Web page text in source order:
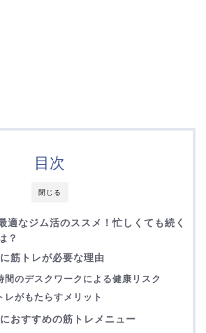
閉じる
目次
適なジム活のススメ！忙しくても続く
？
筋トレが必要な理由
間のデスクワークによる健康リスク
レがもたらすメリット
おすすめの筋トレメニュー